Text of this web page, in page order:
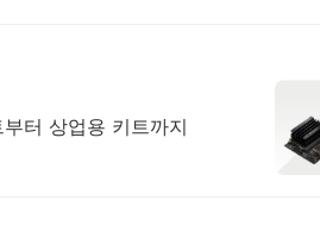
터 상업용 키트까지